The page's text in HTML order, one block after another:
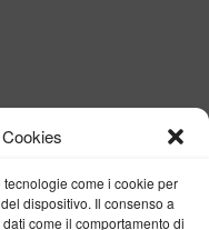
come i cookie per
dispositivo. Il consenso a
come il comportamento di